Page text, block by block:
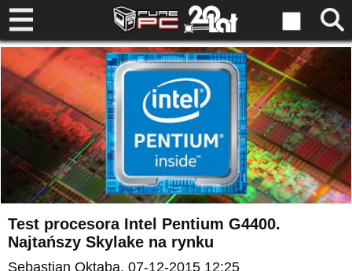
Test procesora Intel Pentium G4400.
Najtańszy Skylake na rynku
Sebastian Oktaba, 07-12-2015 12:25